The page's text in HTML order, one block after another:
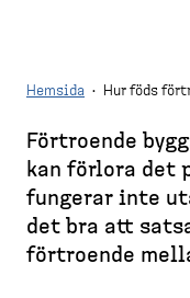
B
r
e
a
d
Hemsida · Hur föds
Förtroende
kan förlora det
fungerar inte
det bra att
förtroende